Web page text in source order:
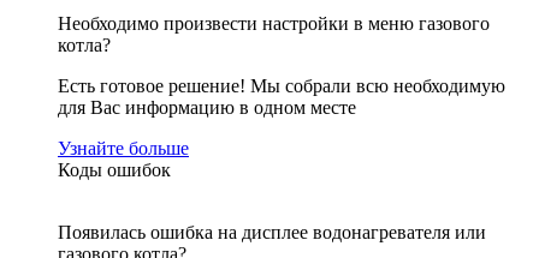
Необходимо произвести настройки в меню газового
котла?
Есть готовое решение! Мы собрали всю необходимую
для Вас информацию в одном месте
Узнайте больше
Коды ошибок
Появилась ошибка на дисплее водонагревателя или
газового котла?